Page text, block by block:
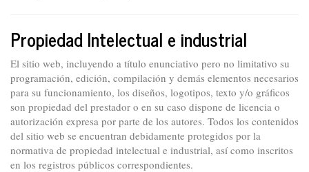
Propiedad Intelectual e industrial
El sitio web, incluyendo a título enunciativo pero no limitativo su
programación, edición, compilación y demás elementos necesarios
para su funcionamiento, los diseños, logotipos, texto y/o gráficos
son propiedad del prestador o en su caso dispone de licencia o
autorización expresa por parte de los autores. Todos los contenidos
del sitio web se encuentran debidamente protegidos por la
normativa de propiedad intelectual e industrial, así como inscritos
en los registros públicos correspondientes.